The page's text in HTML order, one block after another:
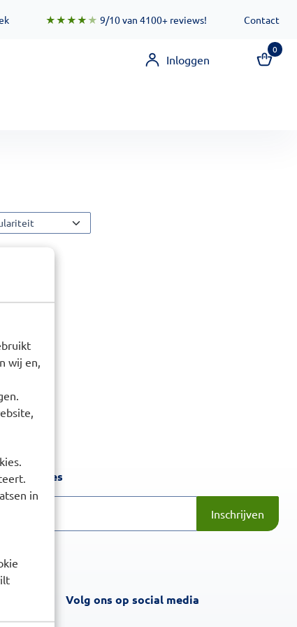
wij en,
in
★★★★ ★ 9/10 van 4100+ reviews! Contact
Inloggen
0
actiesInschrijven
Inschrijven
Volg ons op social media